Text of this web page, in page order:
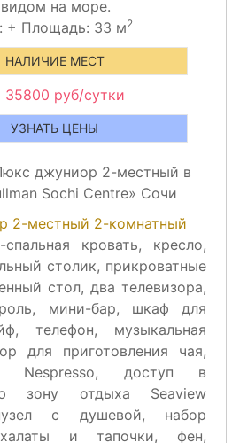
на море.
+ Площадь: 33 м2
НАЛИЧИЕ МЕСТ
35800 руб/сутки
УЗНАТЬ ЦЕНЫ
2-местный 2-комнатный
кровать, кресло,
столик, прикроватные
стол, два телевизора,
мини-бар, шкаф для
телефон, музыкальная
для приготовления чая,
Nespresso, доступ в
зону отдыха Seaview
с душевой, набор
халаты и тапочки, фен,